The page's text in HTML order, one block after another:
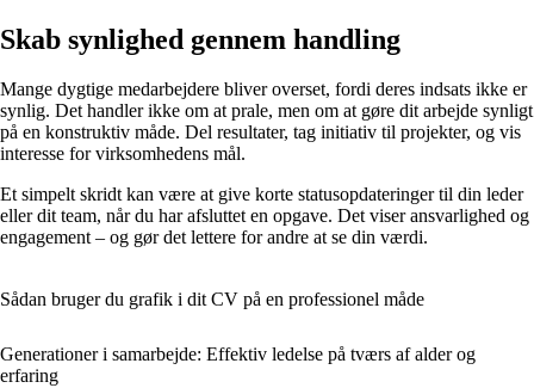
Skab synlighed gennem handling
Mange dygtige medarbejdere bliver overset, fordi deres indsats ikke er
synlig. Det handler ikke om at prale, men om at gøre dit arbejde synligt
på en konstruktiv måde. Del resultater, tag initiativ til projekter, og vis
interesse for virksomhedens mål.
Et simpelt skridt kan være at give korte statusopdateringer til din leder
eller dit team, når du har afsluttet en opgave. Det viser ansvarlighed og
engagement – og gør det lettere for andre at se din værdi.
Sådan bruger du grafik i dit CV på en professionel måde
Generationer i samarbejde: Effektiv ledelse på tværs af alder og
erfaring